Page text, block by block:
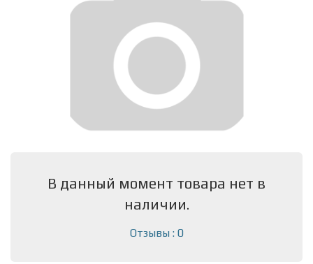
В данный момент товара нет в
наличии.
Отзывы : 0